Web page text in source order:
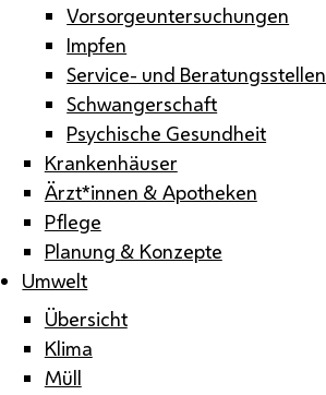
Vorsorgeuntersuchungen
Impfen
Service- und Beratungsstellen
Schwangerschaft
Psychische Gesundheit
Krankenhäuser
Ärzt*innen & Apotheken
Pflege
Planung & Konzepte
Umwelt
Übersicht
Klima
Müll